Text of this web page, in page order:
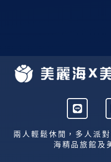
L
i
n
e
兩人輕鬆休閒，多人派
海精品旅館及